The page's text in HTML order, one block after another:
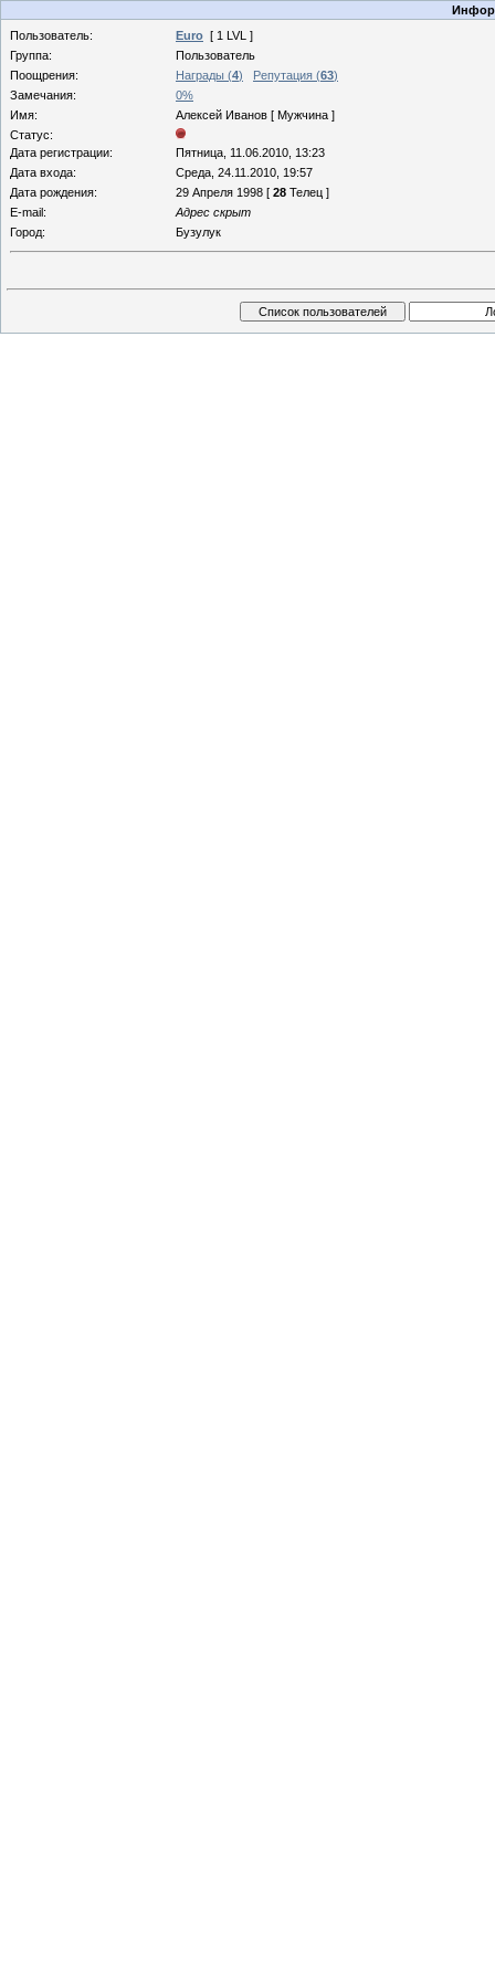
Пользователь:
Euro [ 1 LVL ]
Группа:
Пользователь
Поощрения:
Награды (4) Репутация (63)
Замечания:
0%
Имя:
Алексей Иванов [ Мужчина ]
Статус:
Дата регистрации:
Пятница, 11.06.2010, 13:23
Дата входа:
Среда, 24.11.2010, 19:57
Дата рождения:
29 Апреля 1998 [ 28 Телец ]
E-mail:
Адрес скрыт
Город:
Бузулук